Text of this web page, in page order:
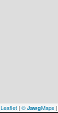
Leaflet | © JawgMaps |